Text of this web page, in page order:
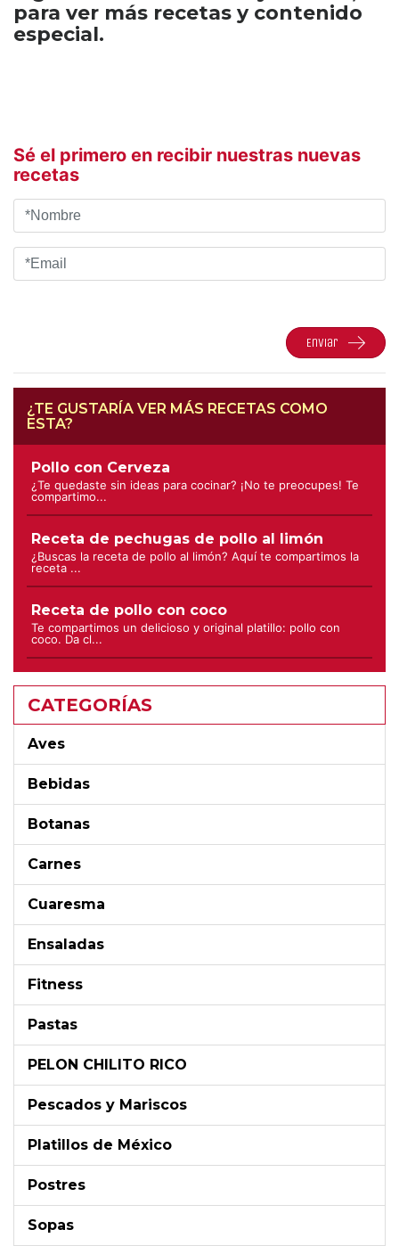
para ver más recetas y contenido
especial.
Sé el primero en recibir nuestras nuevas
recetas
Enviar
¿TE GUSTARÍA VER MÁS RECETAS COMO
ESTA?
Pollo con Cerveza
¿Te quedaste sin ideas para cocinar? ¡No te preocupes! Te
compartimo...
Receta de pechugas de pollo al limón
¿Buscas la receta de pollo al limón? Aquí te compartimos la
receta ...
Receta de pollo con coco
Te compartimos un delicioso y original platillo: pollo con
coco. Da cl...
CATEGORÍAS
Aves
Bebidas
Botanas
Carnes
Cuaresma
Ensaladas
Fitness
Pastas
PELON CHILITO RICO
Pescados y Mariscos
Platillos de México
Postres
Sopas